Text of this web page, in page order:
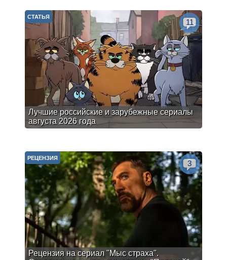
Лучшие российские и зарубежные сериалы
августа 2026 года
СТАТЬЯ
11
Рецензия на сериал "Мыс страха".
РЕЦЕНЗИЯ
3